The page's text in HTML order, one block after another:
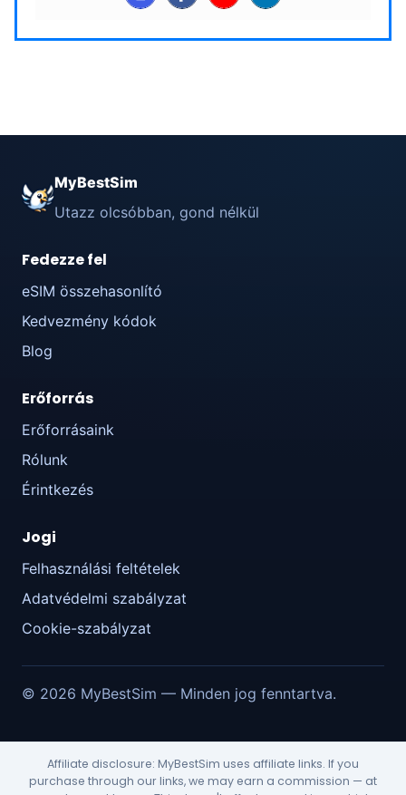
MyBestSim
Utazz olcsóbban, gond nélkül
Fedezze fel
eSIM összehasonlító
Kedvezmény kódok
Blog
Erőforrás
Erőforrásaink
Rólunk
Érintkezés
Jogi
Felhasználási feltételek
Adatvédelmi szabályzat
Cookie-szabályzat
© 2026 MyBestSim — Minden jog fenntartva.
Affiliate disclosure: MyBestSim uses affiliate links. If you
purchase through our links, we may earn a commission — at